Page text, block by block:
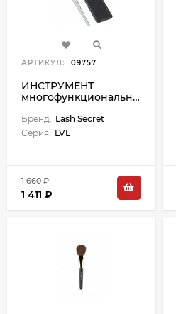
АРТИКУЛ: 09757
ИНСТРУМЕНТ
многофункциональный
Бренд: Lash Secret
Серия: LVL
1 660 ₽
1 411 ₽